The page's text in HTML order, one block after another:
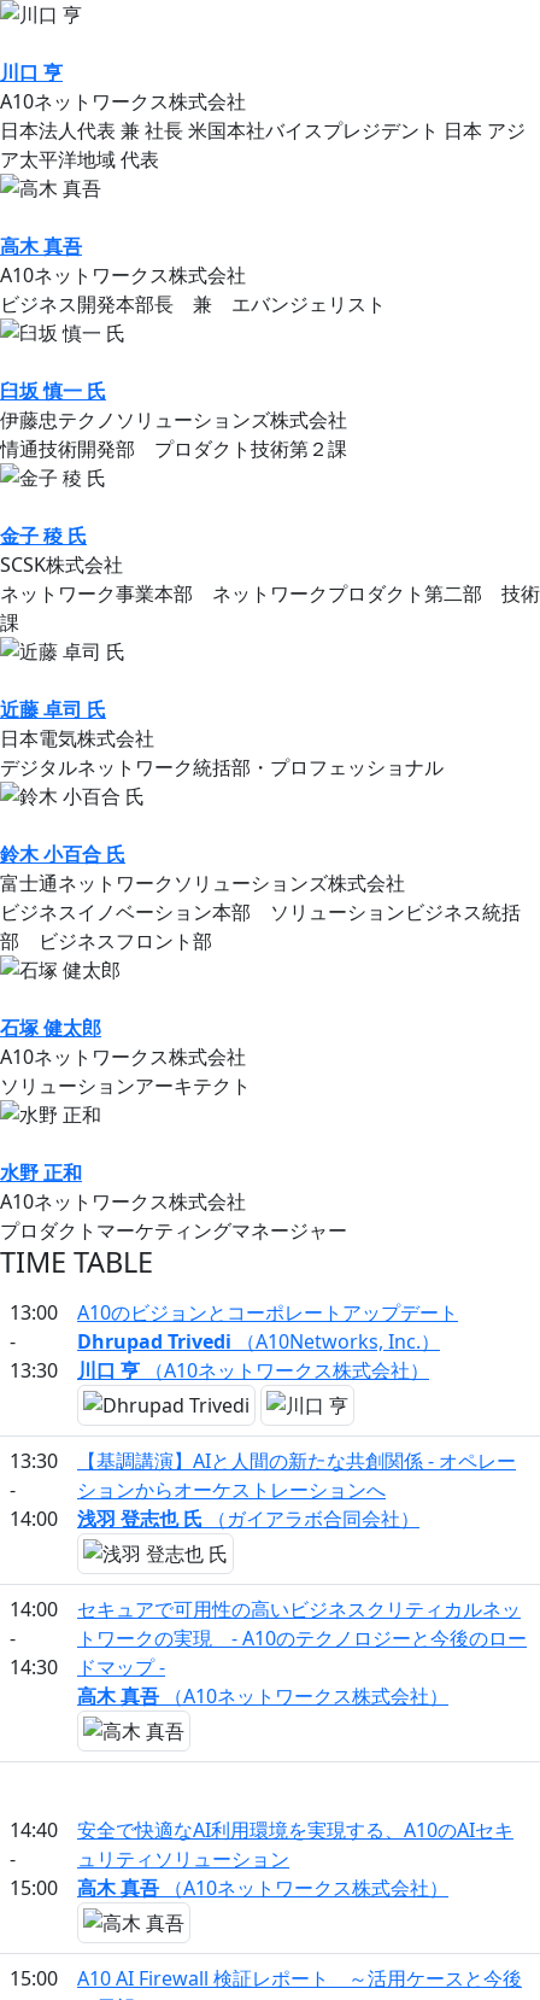
川口 亨
A10ネットワークス株式会社
日本法人代表 兼 社長 米国本社バイスプレジデント 日本 アジ
ア太平洋地域 代表
高木 真吾
A10ネットワークス株式会社
ビジネス開発本部長 兼 エバンジェリスト
臼坂 慎一 氏
伊藤忠テクノソリューションズ株式会社
情通技術開発部 プロダクト技術第２課
金子 稜 氏
SCSK株式会社
ネットワーク事業本部 ネットワークプロダクト第二部 技術
課
近藤 卓司 氏
日本電気株式会社
デジタルネットワーク統括部・プロフェッショナル
鈴木 小百合 氏
富士通ネットワークソリューションズ株式会社
ビジネスイノベーション本部 ソリューションビジネス統括
部 ビジネスフロント部
石塚 健太郎
A10ネットワークス株式会社
ソリューションアーキテクト
水野 正和
A10ネットワークス株式会社
プロダクトマーケティングマネージャー
TIME TABLE
13:00
-
13:30
A10のビジョンとコーポレートアップデート
Dhrupad Trivedi （A10Networks, Inc.）
川口 亨 （A10ネットワークス株式会社）
13:30
-
14:00
【基調講演】AIと⼈間の新たな共創関係 - オペレー
ションからオーケストレーションへ
浅⽻ 登志也 氏 （ガイアラボ合同会社）
14:00
-
14:30
セキュアで可用性の高いビジネスクリティカルネッ
トワークの実現 - A10のテクノロジーと今後のロー
ドマップ -
高木 真吾 （A10ネットワークス株式会社）
14:40
-
15:00
安全で快適なAI利用環境を実現する、A10のAIセキ
ュリティソリューション
高木 真吾 （A10ネットワークス株式会社）
15:00
A10 AI Firewall 検証レポート ～活用ケースと今後